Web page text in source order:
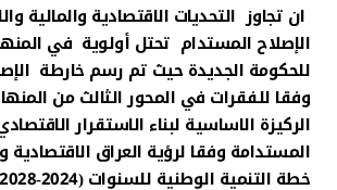
ان تجاوز التحديات الاقتصادية والمالية
الإصلاح المستدام تحتل أولوية في
للحكومة الجديدة حيث تم رسم خارطة
وفقا للفقرات في المحور الثالث من
الركيزة الاساسية لبناء الاستقرار
المستدامة وفقا لرؤية العراق